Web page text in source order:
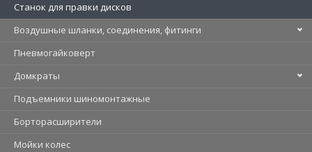
Станок для правки дисков
Воздушные шланки, соединения, фитинги
Пневмогайковерт
Домкраты
Подъемники шиномонтажные
Борторасширители
Мойки колес